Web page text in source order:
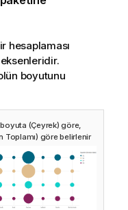
hesaplaması
boyutunu
(Çeyrek) göre,
Toplamı) göre belirlenir